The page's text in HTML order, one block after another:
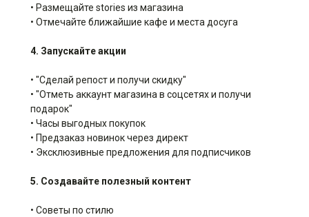
• Размещайте stories из магазина
• Отмечайте ближайшие кафе и места досуга
4. Запускайте акции
• "Сделай репост и получи скидку"
• "Отметь аккаунт магазина в соцсетях и получи
подарок"
• Часы выгодных покупок
• Предзаказ новинок через директ
• Эксклюзивные предложения для подписчиков
5. Создавайте полезный контент
• Советы по стилю